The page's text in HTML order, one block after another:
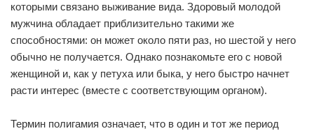
которыми связано выживание вида. Здоровый молодой
мужчина обладает приблизительно такими же
способностями: он может около пяти раз, но шестой у него
обычно не получается. Однако познакомьте его с новой
женщиной и, как у петуха или быка, у него быстро начнет
расти интерес (вместе с соответствующим органом).
Термин полигамия означает, что в один и тот же период